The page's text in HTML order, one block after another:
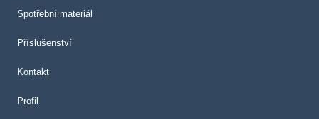
Spotřební materiál
Příslušenství
Kontakt
Profil